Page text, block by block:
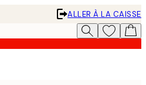
ALLER À LA CAISSE